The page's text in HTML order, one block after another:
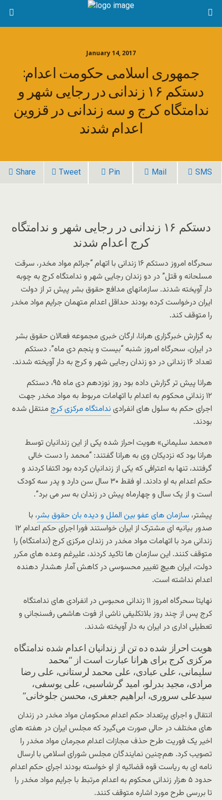
January 14, 2017
جمهوری اسلامی حکومت اعدام:
دستکم ۱۶ زندانی در رجایی شهر و
ندامتگاه کرج و سه زندانی در قزوین
اعدام شدند
Share Tweet Pin Mail SMS
دستکم ۱۶ زندانی در رجایی شهر و ندامتگاه
کرج اعدام شدند
سحرگاه امروز دستکم ۱۶ زندانی با اتهام “جرائم مواد مخدر، سرقت
مسلحانه و قتل” در دو زندان رجایی شهر و ندامتگاه کرج به چوبه
دار آویخته شدند. سازمانهای مدافع حقوق بشر پیش تر از دولت
ایران درخواست کرده بودند حداقل اعدام متهمان جرایم مواد مخدر
را متوقف کند.
به گزارش خبرگزاری هرانا، ارگان خبری مجموعه فعالان حقوق بشر
در ایران، سحرگاه امروز شنبه “بیست و پنجم دی ماه”، دستکم
تعداد ۱۶ زندانی در دو زندان رجایی شهر و کرج به دار آویخته شدند.
هرانا پیش تر گزارش داده بود روز نوزدهم دی ماه ۹۵، دستکم
۱۲ زندانی محکوم به اعدام با اتهامات مربوط به مواد مخدر جهت
اجرای حکم به سلول های انفرادی ندامتگاه مرکزی کرج منتقل شده
بودند.
«محمد سلیمانی» هویت احراز شده یکی از این زندانیان توسط
هرانا بود که نزدیکان وی به هرانا گفتند: “محمد را دست خالی
گرفتند، تنها به اعترافی که یکی از زندانیان کرده بود اکتفا کردند و
حکم اعدام به او دادند. او فقط ۳۰ سال سن دارد و پدر سه کودک
است و از یک سال و چهارماه پیش در زندان به سر می برد”.
پیشتر، سازمان های عفو بین الملل و دیده بان حقوق بشر، با
صدور بیانیه ای مشترک از ایران خواستند فورا اجرای حکم اعدام ۱۲
زندانی مرد با اتهامات مواد مخدر در زندان مرکزی کرج (ندامتگاه) را
متوقف کنند. این سازمان ها تاکید کردند، علیرغم وعده های مکرر
دولت، ایران هیچ تغییر محسوسی در کاهش آمار هشدار دهنده
اعدام نداشته است.
نهایتا سحرگاه امروز ۱۱ زندانی محبوس در انفرادی های ندامتگاه
کرج پس از چند روز بلاتکلیفی ناشی از فوت هاشمی رفسنجانی و
تعطیلی اداری در ایران به دار آویخته شدند.
هویت احراز شده ده تن از زندانیان اعدام شده ندامتگاه
مرکزی کرج برای هرانا عبارت است از “محمد
سلیمانی، علی عبادی، علی محمد لرستانی، علی رضا
مرادی، مجید بدرلو، امید گرشاسبی، علی یوسفی،
سیدعلی سروری، ابراهیم جعفری، محسن جلوخانی”
انتقال و اجرای پرتعداد حکم اعدام محکومان مواد مخدر در زندان
های مختلف در حالی صورت می‌گیرد که مجلس ایران در هفته های
اخیر یک فوریت طرح حذف مجازات اعدام مجرمان مواد مخدر را
تصویب کرد. هم‌چنین نمایندگان مجلس شورای اسلامی با ارسال
نامه ای به ریاست قوه قضائیه از او خواسته بودند اجرای حکم اعدام
حدود ۵ هزار زندانی محکوم به اعدام مرتبط با جرایم مواد مخدر را
تا بررسی طرح مورد اشاره متوقف کنند.